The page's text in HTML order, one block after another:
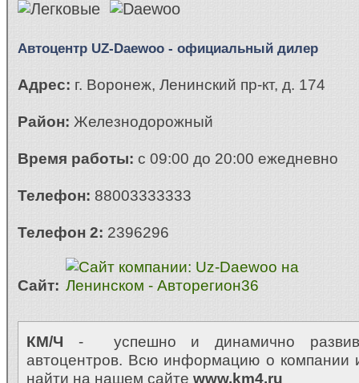
Автоцентр UZ-Daewoo - официальный дилер
Адрес: г. Воронеж, Ленинский пр-кт, д. 174
Район: Железнодорожный
Время работы: с 09:00 до 20:00 ежедневно
Телефон: 88003333333
Телефон 2: 2396296
Сайт:
КМ/Ч - успешно и динамично
автоцентров. Всю информацию о
найти на нашем сайте www. km4.ru